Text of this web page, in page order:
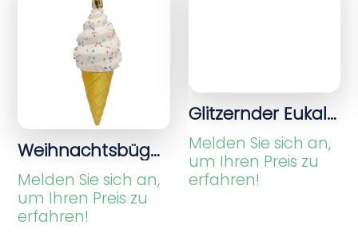
Weihnachtsbügel, Eiscreme-Glitzer mattgolden
Melden Sie sich an,
um Ihren Preis zu
erfahren!
Glitzernder Eukalyptuszweig Gold
Melden Sie sich an,
um Ihren Preis zu
erfahren!